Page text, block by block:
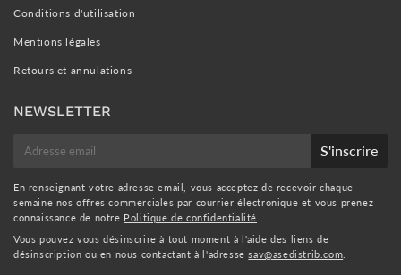
Conditions d'utilisation
Mentions légales
Retours et annulations
NEWSLETTER
mail
S'inscrire
En renseignant votre adresse email, vous acceptez de recevoir chaque
semaine nos offres commerciales par courrier électronique et vous prenez
connaissance de notre Politique de confidentialité
Vous pouvez vous désinscrire à tout moment à l'aide des liens de
désinscription ou en nous contactant à l'adressesav@asedistrib.com